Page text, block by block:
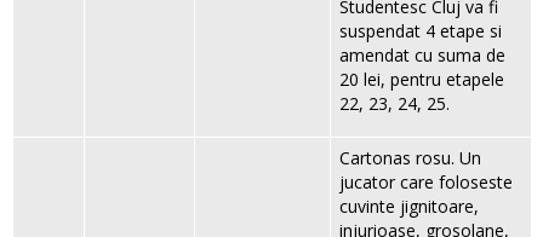
Studentesc Cluj va fi
suspendat 4 etape si
amendat cu suma de
20 lei, pentru etapele
22, 23, 24, 25.
Cartonas rosu. Un
jucator care foloseste
cuvinte jignitoare,
injurioase, grosolane,